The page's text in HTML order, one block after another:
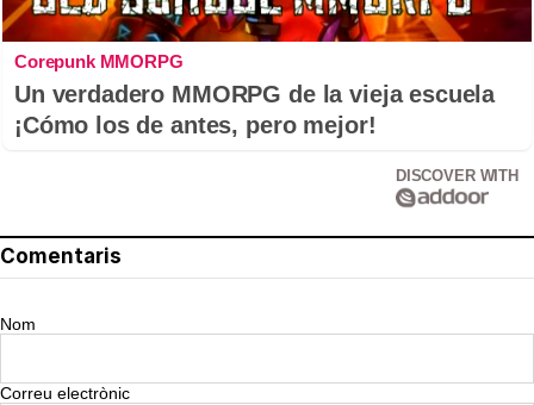
Corepunk MMORPG
Un verdadero MMORPG de la vieja escuela
¡Cómo los de antes, pero mejor!
DISCOVER WITH
Comentaris
Nom
Correu electrònic